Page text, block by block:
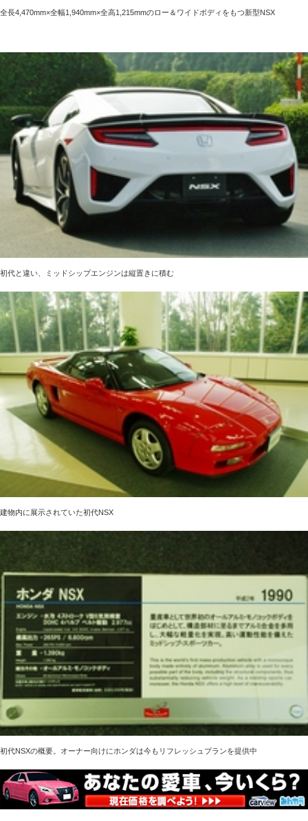
全長4,470mm×全幅1,940mm×全高1,215mmのロー＆ワイドボディをもつ新型NSX
初代と違い、ミッドシップエンジンは縦置きに積む
建物内に展示されていた初代NSX
初代NSXの概要。オーナー向けにホンダは今もリフレッシュプランを提供中